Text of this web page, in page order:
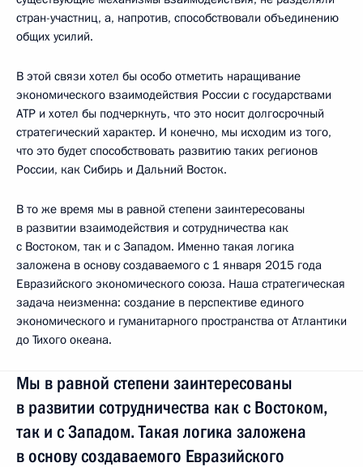
стран-участниц, а, напротив, способствовали объединению
общих усилий.
В этой связи хотел бы особо отметить наращивание
экономического взаимодействия России с государствами
АТР и хотел бы подчеркнуть, что это носит долгосрочный
стратегический характер. И конечно, мы исходим из того,
что это будет способствовать развитию таких регионов
России, как Сибирь и Дальний Восток.
В то же время мы в равной степени заинтересованы
в развитии взаимодействия и сотрудничества как
с Востоком, так и с Западом. Именно такая логика
заложена в основу создаваемого с 1 января 2015 года
Евразийского экономического союза. Наша стратегическая
задача неизменна: создание в перспективе единого
экономического и гуманитарного пространства от Атлантики
до Тихого океана.
Мы в равной степени заинтересованы
в развитии сотрудничества как с Востоком,
так и с Западом. Такая логика заложена
в основу создаваемого Евразийского